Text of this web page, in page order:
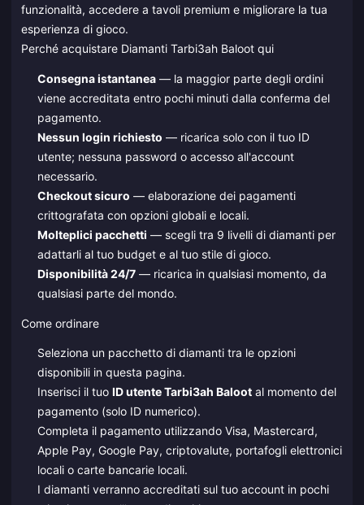
funzionalità, accedere a tavoli premium e migliorare la tua
esperienza di gioco.
Perché acquistare Diamanti Tarbi3ah Baloot qui
Consegna istantanea— la maggior parte degli ordini
viene accreditata entro pochi minuti dalla conferma del
pagamento.
Nessun login richiesto — ricarica solo con il tuo ID
utente; nessuna password o accesso all'account
necessario.
Checkout sicuro — elaborazione dei pagamenti
crittografata con opzioni globali e locali.
Molteplici pacchetti — scegli tra 9 livelli di diamanti per
adattarli al tuo budget e al tuo stile di gioco.
Disponibilità 24/7— ricarica in qualsiasi momento, da
qualsiasi parte del mondo.
Come ordinare
Seleziona un pacchetto di diamanti tra le opzioni
disponibili in questa pagina.
Inserisci il tuo ID utente Tarbi3ah Balootal momento del
pagamento (solo ID numerico).
Completa il pagamento utilizzando Visa, Mastercard,
Apple Pay, Google Pay, criptovalute, portafogli elettronici
locali o carte bancarie locali.
I diamanti verranno accreditati sul tuo account in pochi